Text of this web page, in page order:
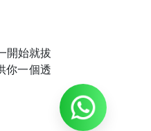
開始就拔
你一個透